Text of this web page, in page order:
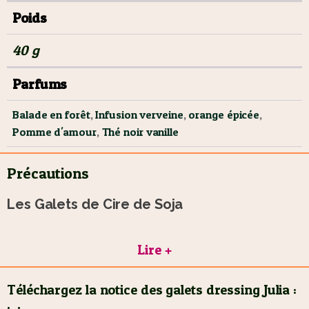
quotidien !
Poids
40 g
Parfums
Balade en forêt,Infusion verveine, orange épicée,
Pomme d'amour, Thé noir vanille
Précautions
Les Galets de Cire de Soja
Nos galets de cire, conçus avec soin, offrent
une solution innovante et sûre pour parfumer
votre intérieur sans les inconvénients des
Lire +
Téléchargez la notice des galets dressing Julia :